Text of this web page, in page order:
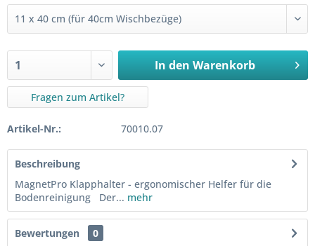
In den Warenkorb
Fragen zum Artikel?
Artikel-Nr.: 70010.07
Beschreibung
MagnetPro Klapphalter - ergonomischer Helfer für die
Bodenreinigung Der... mehr
Bewertungen
0